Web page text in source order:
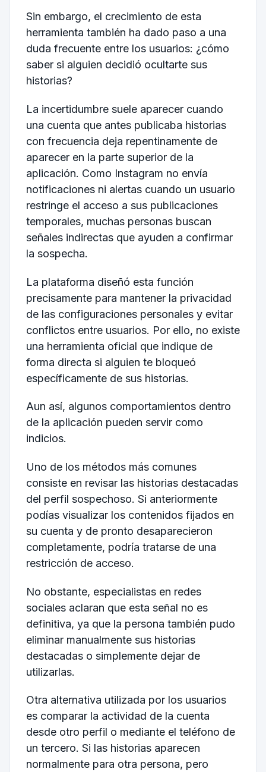
Sin embargo, el crecimiento de esta
herramienta también ha dado paso a una
duda frecuente entre los usuarios: ¿cómo
saber si alguien decidió ocultarte sus
historias?
La incertidumbre suele aparecer cuando
una cuenta que antes publicaba historias
con frecuencia deja repentinamente de
aparecer en la parte superior de la
aplicación. Como Instagram no envía
notificaciones ni alertas cuando un usuario
restringe el acceso a sus publicaciones
temporales, muchas personas buscan
señales indirectas que ayuden a confirmar
la sospecha.
La plataforma diseñó esta función
precisamente para mantener la privacidad
de las configuraciones personales y evitar
conflictos entre usuarios. Por ello, no existe
una herramienta oficial que indique de
forma directa si alguien te bloqueó
específicamente de sus historias.
Aun así, algunos comportamientos dentro
de la aplicación pueden servir como
indicios.
Uno de los métodos más comunes
consiste en revisar las historias destacadas
del perfil sospechoso. Si anteriormente
podías visualizar los contenidos fijados en
su cuenta y de pronto desaparecieron
completamente, podría tratarse de una
restricción de acceso.
No obstante, especialistas en redes
sociales aclaran que esta señal no es
definitiva, ya que la persona también pudo
eliminar manualmente sus historias
destacadas o simplemente dejar de
utilizarlas.
Otra alternativa utilizada por los usuarios
es comparar la actividad de la cuenta
desde otro perfil o mediante el teléfono de
un tercero. Si las historias aparecen
normalmente para otra persona, pero